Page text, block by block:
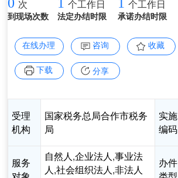
次
到现场次数
个工作日
法定办结时限
个工作日
承诺办结时限
在线办理 咨询 收藏
下载 分享
受理
机构
国家税务总局合作市税务
局
实施
编码
服务
自然人,企业法人,事业法
人,社会组织法人,非法人
办件